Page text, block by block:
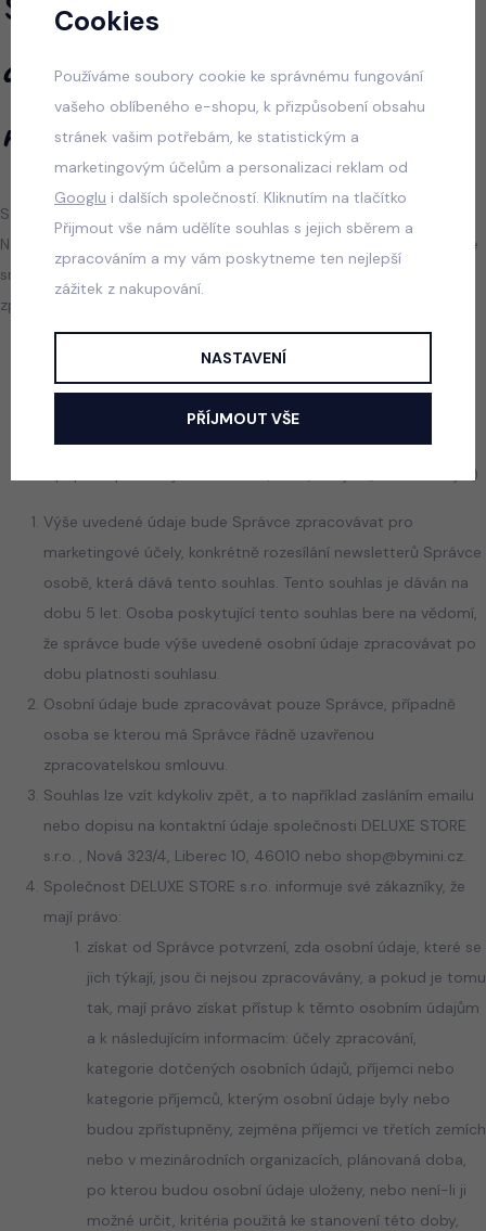
osobních údajů za účelem
registrace
Souhlasím s tím, aby společnost DELUXE STORE s.r.o., se sídlem
Nová 323/4, Liberec 10, 46010, IČ: 27354172, (dále jen „správce“), ve
smyslu nařízení Evropského parlamentu a Rady EU 2016/679
zpracovávala tyto osobní údaje:
adresa,
e-mail,
v případě podnikajících osob IČ, DIČ (dále jen „osobní údaje“)
Výše uvedené údaje bude Správce zpracovávat pro
marketingové účely, konkrétně rozesílání newsletterů Správce
osobě, která dává tento souhlas. Tento souhlas je dáván na
dobu 5 let. Osoba poskytující tento souhlas bere na vědomí,
že správce bude výše uvedené osobní údaje zpracovávat po
dobu platnosti souhlasu.
Osobní údaje bude zpracovávat pouze Správce, případně
osoba se kterou má Správce řádně uzavřenou
zpracovatelskou smlouvu.
Souhlas lze vzít kdykoliv zpět, a to například zasláním emailu
nebo dopisu na kontaktní údaje společnosti DELUXE STORE
s.r.o. , Nová 323/4, Liberec 10, 46010 nebo shop@bymini.cz.
Společnost DELUXE STORE s.r.o. informuje své zákazníky, že
mají právo:
získat od Správce potvrzení, zda osobní údaje, které se
jich týkají, jsou či nejsou zpracovávány, a pokud je tomu
tak, mají právo získat přístup k těmto osobním údajům
a k následujícím informacím: účely zpracování,
kategorie dotčených osobních údajů, příjemci nebo
kategorie příjemců, kterým osobní údaje byly nebo
budou zpřístupněny, zejména příjemci ve třetích zemích
nebo v mezinárodních organizacích, plánovaná doba,
po kterou budou osobní údaje uloženy, nebo není-li ji
možné určit, kritéria použitá ke stanovení této doby,
Cookies
Používáme soubory cookie ke správnému fungování
vašeho oblíbeného e-shopu, k přizpůsobení obsahu
stránek vašim potřebám, ke statistickým a
marketingovým účelům a personalizaci reklam od
Googlu i dalších společností. Kliknutím na tlačítko
Přijmout vše nám udělíte souhlas s jejich sběrem a
zpracováním a my vám poskytneme ten nejlepší
zážitek z nakupování.
NASTAVENÍ
PŘÍJMOUT VŠE